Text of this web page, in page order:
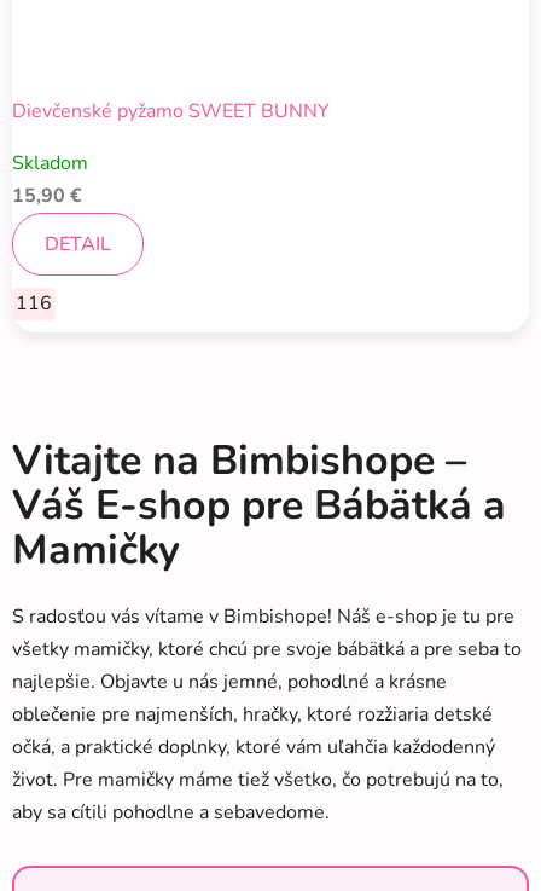
Dievčenské pyžamo SWEET BUNNY
Skladom
15,90 €
DETAIL
116
Vitajte na Bimbishope –
Váš E-shop pre Bábätká a
Mamičky
S radosťou vás vítame v Bimbishope! Náš e-shop je tu pre
všetky mamičky, ktoré chcú pre svoje bábätká a pre seba to
najlepšie. Objavte u nás jemné, pohodlné a krásne
oblečenie pre najmenších, hračky, ktoré rozžiaria detské
očká, a praktické doplnky, ktoré vám uľahčia každodenný
život. Pre mamičky máme tiež všetko, čo potrebujú na to,
aby sa cítili pohodlne a sebavedome.